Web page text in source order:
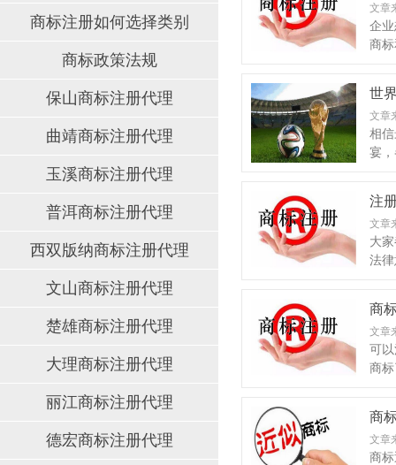
商标注册如何选择类别
商标政策法规
保山商标注册代理
曲靖商标注册代理
玉溪商标注册代理
普洱商标注册代理
西双版纳商标注册代理
文山商标注册代理
楚雄商标注册代理
大理商标注册代理
丽江商标注册代理
德宏商标注册代理
文章
企
商
世
文章
相
宴
注
文章
大
法
商
文章
可
商
商
文章
商